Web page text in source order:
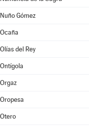
Nuño Gómez
Ocaña
Olías del Rey
Ontígola
Orgaz
Oropesa
Otero